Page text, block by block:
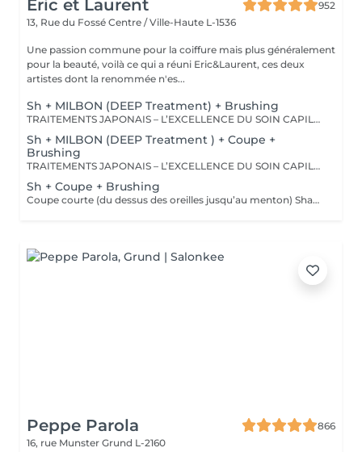
Eric et Laurent
952
13, Rue du Fossé Centre / Ville-Haute L-1536
Une passion commune pour la coiffure mais plus généralement
pour la beauté, voilà ce qui a réuni Eric&Laurent, ces deux
artistes dont la renommée n'es...
Sh + MILBON (DEEP Treatment) + Brushing
TRAITEMENTS JAPONAIS – L’EXCELLENCE DU SOIN CAPILLAIRE Découvrez un univers de soins capillaires japonais haut de gamme, reconnus pour leur technologie avancée et leurs résultats exceptionnels. Des traitements sur-mesure conçus pour répondre aux besoins spécifiques de chaque chevelure : hydratation, réparation, discipline, cuir chevelu ou nutrition . Chaque traitement agit au cœur de la fibre capillaire pour révéler des cheveux visiblement plus sains, brillants et soyeux. -Nos différentes lignes de traitements : SMOOTH (Collagène) Pour les cheveux emmêlés, ternes ou difficiles à coiffer. • Démêle instantanément • Lisse la fibre capillaire • Apporte douceur et brillance • Toucher léger et soyeux REPAIR (CMADK / Kératine) Pour les cheveux sensibilisés, cassants ou très abîmés. • Répare intensément • Renforce la structure interne du cheveu • Reconstruit la fibre en profondeur • Redonne force et élasticité ANTI-FRIZZ (Céramides / 18-MEA) Pour les cheveux indisciplinés, sensibilisés à l’humidité. • Contrôle les frisottis • Réduit le volume excessif • Protège de l’humidité • Facilite le coiffage • Apporte souplesse et brillance SCALP (Hyaluron / Agents Purifiants) Pour rééquilibrer et purifier le cuir chevelu. Idéal en cas de démangeaisons, pellicules, sécheresse ou excès de sébum. • Apaise le cuir chevelu • Purifie en douceur • Rééquilibre la barrière protectrice naturelle • Favorise un environnement sain pour la pousse Veuillez noter : les tarifs peuvent varier selon la longueur des cheveux, la quantité de produit nécessaire et la complexité de la prestation. Supplément possible à partir de +15€. Pour toute demande spécifique, merci de nous contacter.
Sh + MILBON (DEEP Treatment ) + Coupe +
Brushing
TRAITEMENTS JAPONAIS – L’EXCELLENCE DU SOIN CAPILLAIRE Découvrez un univers de soins capillaires japonais haut de gamme, reconnus pour leur technologie avancée et leurs résultats exceptionnels. Des traitements sur-mesure conçus pour répondre aux besoins spécifiques de chaque chevelure : hydratation, réparation, discipline, cuir chevelu ou nutrition . Chaque traitement agit au cœur de la fibre capillaire pour révéler des cheveux visiblement plus sains, brillants et soyeux. -Nos différentes lignes de traitements : SMOOTH (Collagène) Pour les cheveux emmêlés, ternes ou difficiles à coiffer. • Démêle instantanément • Lisse la fibre capillaire • Apporte douceur et brillance • Toucher léger et soyeux REPAIR (CMADK / Kératine) Pour les cheveux sensibilisés, cassants ou très abîmés. • Répare intensément • Renforce la structure interne du cheveu • Reconstruit la fibre en profondeur • Redonne force et élasticité ANTI-FRIZZ (Céramides / 18-MEA) Pour les cheveux indisciplinés, sensibilisés à l’humidité. • Contrôle les frisottis • Réduit le volume excessif • Protège de l’humidité • Facilite le coiffage • Apporte souplesse et brillance SCALP (Hyaluron / Agents Purifiants) Pour rééquilibrer et purifier le cuir chevelu. Idéal en cas de démangeaisons, pellicules, sécheresse ou excès de sébum. • Apaise le cuir chevelu • Purifie en douceur • Rééquilibre la barrière protectrice naturelle • Favorise un environnement sain pour la pousse Veuillez noter : les tarifs peuvent varier selon la longueur des cheveux, la quantité de produit nécessaire et la complexité de la prestation. Supplément possible à partir de +15€. Pour toute demande spécifique, merci de nous contacter.
Sh + Coupe + Brushing
Coupe courte (du dessus des oreilles jusqu’au menton) Shampooing • Soin • Coupe • Brushing • Styling (Le soin est inclus dans le protocole de cette prestation. Le tarif n’est pas modifiable si la cliente choisit de ne pas le réaliser.) Tarif adapté selon les caractéristiques de la prestation.
Peppe Parola
866
16, rue Munster Grund L-2160